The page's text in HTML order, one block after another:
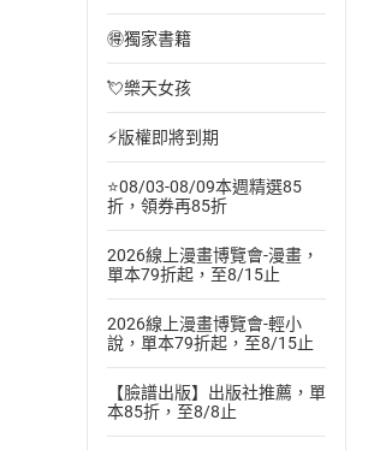
🉐獨家書籍
💘樂天女孩
⚡版權即將到期
⭐08/03-08/09本週精選85
折，領券再85折
2026線上漫畫博覽會-漫畫，
單本79折起，至8/15止
2026線上漫畫博覽會-輕小
說，單本79折起，至8/15止
【臉譜出版】出版社推薦，單
本85折，至8/8止